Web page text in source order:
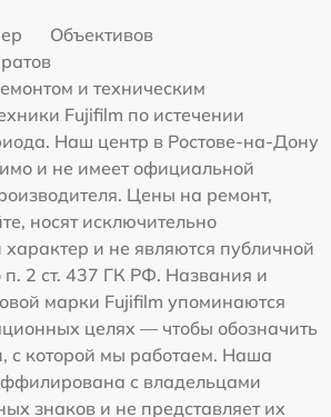
Объективов
и техническим
Fujifilm по истечении
Наш центр в Ростове-на-Дону
и не имеет официальной
Цены на ремонт,
носят исключительно
и не являются публичной
п. 2 ст. 437 ГК РФ. Названия и
марки Fujifilm упоминаются
целях — чтобы обозначить
с которой мы работаем. Наша
с владельцами
знаков и не представляет их